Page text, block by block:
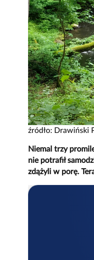
źródło: Drawiński
Niemal trzy
nie potrafił
zdążyli w porę.